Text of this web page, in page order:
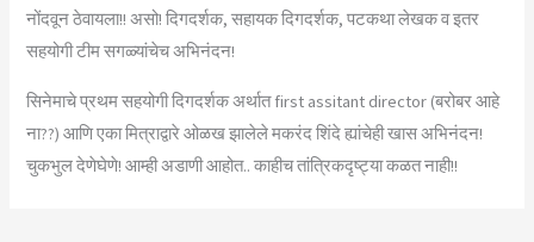
नोंदवून ठेवायला!! असो! दिगदर्शक, सहायक दिगदर्शक, पटकथा लेखक व इतर
सहयोगी टीम सगळ्यांचेच अभिनंदन!
सिनेमाचे प्रथम सहयोगी दिगदर्शक अर्थात first assitant director (बरोबर आहे
ना??) आणि एका मित्राद्वारे ओळख झालेले मकरंद शिंदे ह्यांचेही खास अभिनंदन!
चुकभुल देणेघेणे! आम्ही अडाणी आहोत.. काहीच तांत्रिकदृष्ट्या कळत नाही!!